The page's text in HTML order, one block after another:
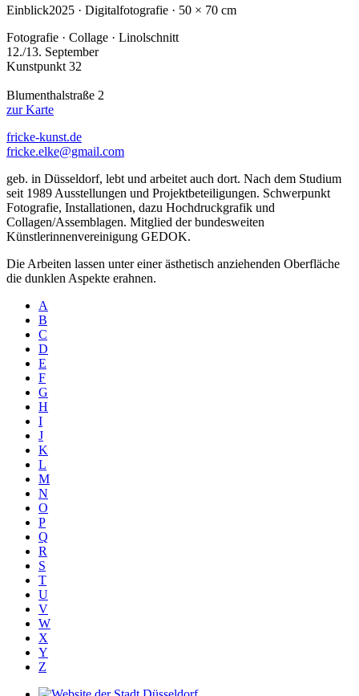
Einblick2025 · Digitalfotografie · 50 × 70 cm
Fotografie · Collage · Linolschnitt
12./13. September
Kunstpunkt 32
Blumenthalstraße 2
zur Karte
fricke-kunst.de
fricke.elke@gmail.com
geb. in Düsseldorf, lebt und arbeitet auch dort. Nach dem Studium
seit 1989 Ausstellungen und Projektbeteiligungen. Schwerpunkt
Fotografie, Installationen, dazu Hochdruckgrafik und
Collagen/Assemblagen. Mitglied der bundesweiten
Künstlerinnenvereinigung GEDOK.
Die Arbeiten lassen unter einer ästhetisch anziehenden Oberfläche
die dunklen Aspekte erahnen.
A
B
C
D
E
F
G
H
I
J
K
L
M
N
O
P
Q
R
S
T
U
V
W
X
Y
Z